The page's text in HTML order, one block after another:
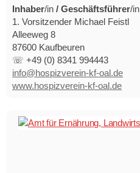
Inhaber/in / Geschäftsführer/in
1. Vorsitzender Michael Feistl
Alleeweg 8
87600 Kaufbeuren
☏ +49 (0) 8341 994443
info@hospizverein-kf-oal.de
www.hospizverein-kf-oal.de